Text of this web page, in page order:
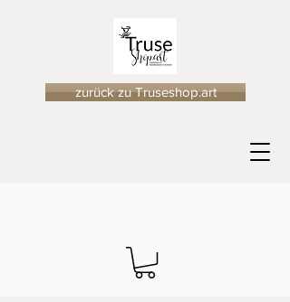
zurück zu Truseshop.art